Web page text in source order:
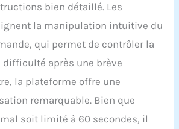
bien détaillé. Les
la manipulation intuitive du
qui permet de contrôler la
après une brève
la plateforme offre une
remarquable. Bien que
soit limité à 60 secondes, il